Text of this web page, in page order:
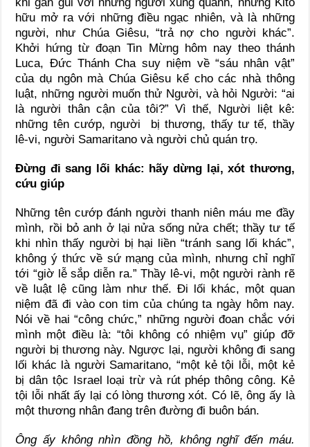
hữu mở ra với những điều ngạc nhiên, và là những
người, như Chúa Giêsu, “trả nợ cho người khác”.
Khởi hứng từ đoạn Tin Mừng hôm nay theo thánh
Luca, Đức Thánh Cha suy niệm về “sáu nhân vật”
của dụ ngôn mà Chúa Giêsu kể cho các nhà thông
luật, những người muốn thử Người, và hỏi Người: “ai
là người thân cận của tôi?” Vì thế, Người liệt kê:
những tên cướp, người bị thương, thấy tư tế, thầy
lê-vi, người Samaritano và người chủ quán trọ.
Đừng đi sang lối khác: hãy dừng lại, xót thương,
cứu giúp
Những tên cướp đánh người thanh niên máu me đầy
mình, rồi bỏ anh ở lại nửa sống nửa chết; thầy tư tế
khi nhìn thấy người bị hại liền “tránh sang lối khác”,
không ý thức về sứ mạng của mình, nhưng chỉ nghĩ
tới “giờ lễ sắp diễn ra.” Thầy lê-vi, một người rành rẽ
về luật lệ cũng làm như thế. Đi lối khác, một quan
niệm đã đi vào con tim của chúng ta ngày hôm nay.
Nói về hai “công chức,” những người đoan chắc với
mình một điều là: “tôi không có nhiệm vụ” giúp đỡ
người bị thương này. Ngược lại, người không đi sang
lối khác là người Samaritano, “một kẻ tội lỗi, một kẻ
bị dân tộc Israel loại trừ và rút phép thông công. Kẻ
tội lỗi nhất ấy lại có lòng thương xót. Có lẽ, ông ấy là
một thương nhân đang trên đường đi buôn bán.
Ông ấy không nhìn đồng hồ, không nghĩ đến máu.